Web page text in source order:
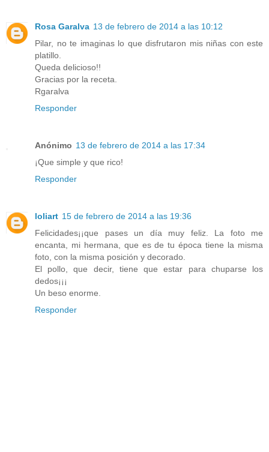
Rosa Garalva 13 de febrero de 2014 a las 10:12
Pilar, no te imaginas lo que disfrutaron mis niñas con este
platillo.
Queda delicioso!!
Gracias por la receta.
Rgaralva
Responder
Anónimo 13 de febrero de 2014 a las 17:34
¡Que simple y que rico!
Responder
loliart 15 de febrero de 2014 a las 19:36
Felicidades¡¡que pases un día muy feliz. La foto me
encanta, mi hermana, que es de tu época tiene la misma
foto, con la misma posición y decorado.
El pollo, que decir, tiene que estar para chuparse los
dedos¡¡¡
Un beso enorme.
Responder